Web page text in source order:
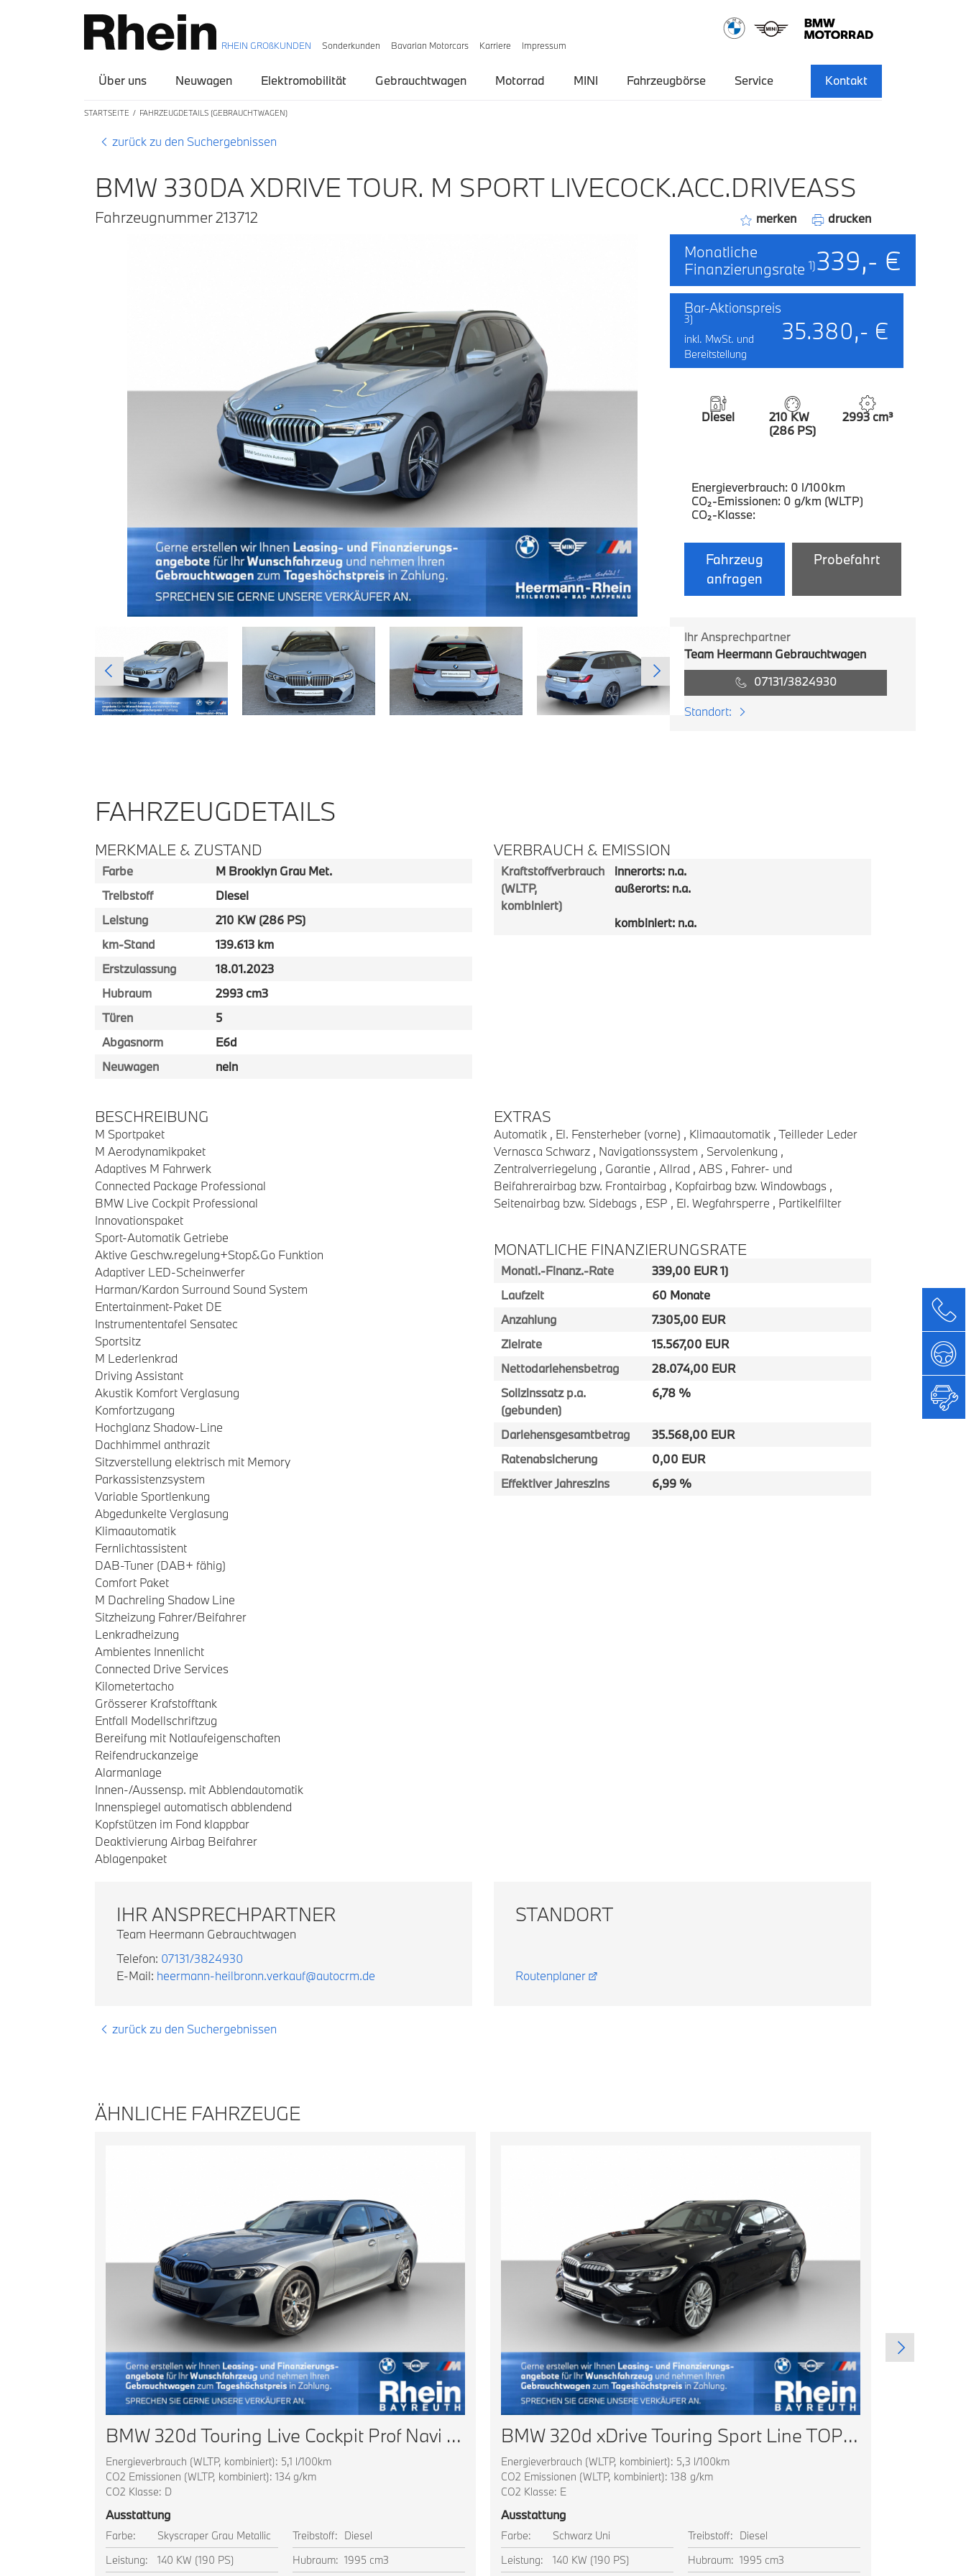
RHEIN GROßKUNDEN Sonderkunden Bavarian Motorcars Karriere Impressum
Über uns Neuwagen Elektromobilität Gebrauchtwagen Motorrad MINI Fahrzeugbörse Service Kontakt
STARTSEITE FAHRZEUGDETAILS (GEBRAUCHTWAGEN)
zurück zu den Suchergebnissen
BMW 330DA XDRIVE TOUR. M SPORT LIVECOCK.ACC.DRIVEASS
Fahrzeugnummer 213712 merken drucken
Monatliche
Finanzierungsrate 1)339,- €
Bar-Aktionspreis
3)
inkl. MwSt. und
Bereitstellung
35.380,- €
Diesel
210 KW
(286 PS)
2993 cm³
Energieverbrauch: 0 l/100km
CO₂-Emissionen: 0 g/km (WLTP)
CO₂-Klasse:
Fahrzeug
anfragen
Probefahrt
Ihr Ansprechpartner
Team Heermann Gebrauchtwagen
07131/3824930
Standort:
FAHRZEUGDETAILS
MERKMALE & ZUSTAND
Farbe
M Brooklyn Grau Met.
Treibstoff
Diesel
Leistung
210 KW (286 PS)
km-Stand
139.613 km
Erstzulassung
18.01.2023
Hubraum
2993 cm3
Türen
5
Abgasnorm
E6d
Neuwagen
nein
VERBRAUCH & EMISSION
Kraftstoffverbrauch
(WLTP,
kombiniert)
innerorts: n.a.
außerorts: n.a.
kombiniert: n.a.
BESCHREIBUNG
M Sportpaket
M Aerodynamikpaket
Adaptives M Fahrwerk
Connected Package Professional
BMW Live Cockpit Professional
Innovationspaket
Sport-Automatik Getriebe
Aktive Geschw.regelung+Stop&Go Funktion
Adaptiver LED-Scheinwerfer
Harman/Kardon Surround Sound System
Entertainment-Paket DE
Instrumententafel Sensatec
Sportsitz
M Lederlenkrad
Driving Assistant
Akustik Komfort Verglasung
Komfortzugang
Hochglanz Shadow-Line
Dachhimmel anthrazit
Sitzverstellung elektrisch mit Memory
Parkassistenzsystem
Variable Sportlenkung
Abgedunkelte Verglasung
Klimaautomatik
Fernlichtassistent
DAB-Tuner (DAB+ fähig)
Comfort Paket
M Dachreling Shadow Line
Sitzheizung Fahrer/Beifahrer
Lenkradheizung
Ambientes Innenlicht
Connected Drive Services
Kilometertacho
Grösserer Krafstofftank
Entfall Modellschriftzug
Bereifung mit Notlaufeigenschaften
Reifendruckanzeige
Alarmanlage
Innen-/Aussensp. mit Abblendautomatik
Innenspiegel automatisch abblendend
Kopfstützen im Fond klappbar
Deaktivierung Airbag Beifahrer
Ablagenpaket
EXTRAS
Automatik , El. Fensterheber (vorne) , Klimaautomatik , Teilleder Leder
Vernasca Schwarz , Navigationssystem , Servolenkung ,
Zentralverriegelung , Garantie , Allrad , ABS , Fahrer- und
Beifahrerairbag bzw. Frontairbag , Kopfairbag bzw. Windowbags ,
Seitenairbag bzw. Sidebags , ESP , El. Wegfahrsperre , Partikelfilter
MONATLICHE FINANZIERUNGSRATE
Monatl.-Finanz.-Rate
339,00 EUR 1)
Laufzeit
60 Monate
Anzahlung
7.305,00 EUR
Zielrate
15.567,00 EUR
Nettodarlehensbetrag
28.074,00 EUR
Sollzinssatz p.a.
(gebunden)
6,78 %
Darlehensgesamtbetrag
35.568,00 EUR
Ratenabsicherung
0,00 EUR
Effektiver Jahreszins
6,99 %
IHR ANSPRECHPARTNER
Team Heermann Gebrauchtwagen
Telefon: 07131/3824930
E-Mail: heermann-heilbronn.verkauf@autocrm.de
STANDORT
Routenplaner
zurück zu den Suchergebnissen
ÄHNLICHE FAHRZEUGE
BMW 320d Touring Live Cockpit Prof Navi LED AHK Shz
Energieverbrauch (WLTP, kombiniert): 5,1 l/100km
CO2 Emissionen (WLTP, kombiniert): 134 g/km
CO2 Klasse: D
Ausstattung
Farbe: Skyscraper Grau Metallic Treibstoff: Diesel
Leistung:
140 KW (190 PS) Hubraum: 1995 cm3
BMW 320d xDrive Touring Sport Line TOP AUSSTATTUNG
Energieverbrauch (WLTP, kombiniert): 5,3 l/100km
CO2 Emissionen (WLTP, kombiniert): 138 g/km
CO2 Klasse: E
Ausstattung
Farbe: Schwarz Uni Treibstoff: Diesel
Leistung:
140 KW (190 PS) Hubraum: 1995 cm3